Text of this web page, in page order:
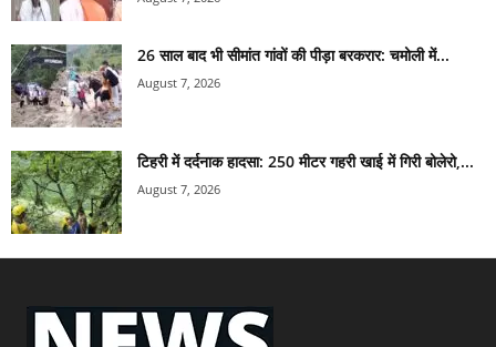
26 साल बाद भी सीमांत गांवों की पीड़ा बरकरार: चमोली में...
August 7, 2026
टिहरी में दर्दनाक हादसा: 250 मीटर गहरी खाई में गिरी बोलेरो,...
August 7, 2026